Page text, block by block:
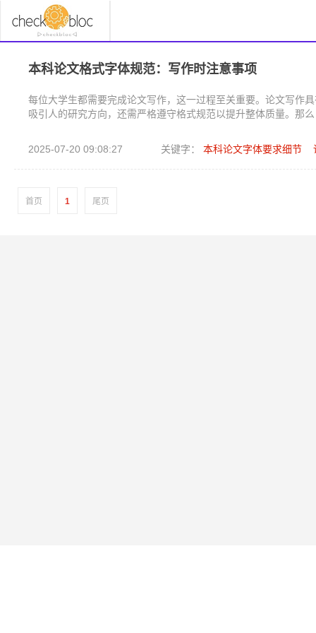
本科论文格式字体规范：写作时注意事项
每位大学生都需要完成论文写作，这一过程至关重要。论文写作
吸引人的研究方向​​，还需​​严格遵守格式规范​​以提升整体质量。那
2025-07-20 09:08:27 关键字： 本科论文字体要求细节
首页 1 尾页